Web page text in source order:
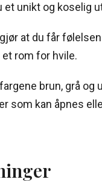
et unikt og koselig
at du får
rom for hvile.
brun, grå
som kan åpnes